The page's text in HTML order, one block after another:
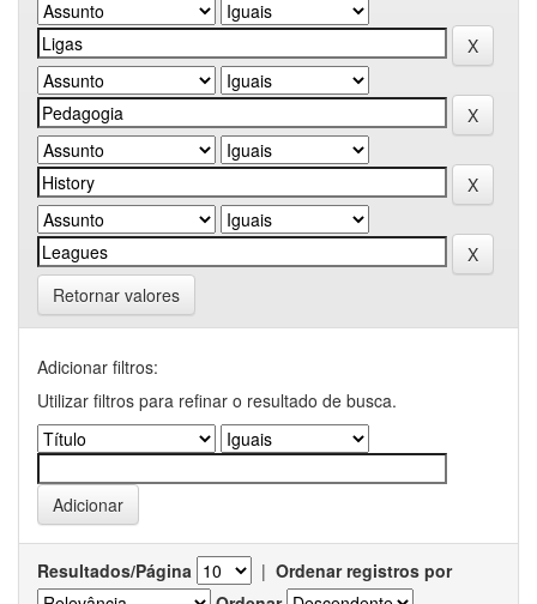
Retornar valores
Adicionar filtros:
Utilizar filtros para refinar o resultado de busca.
Resultados/Página | Ordenar registros por